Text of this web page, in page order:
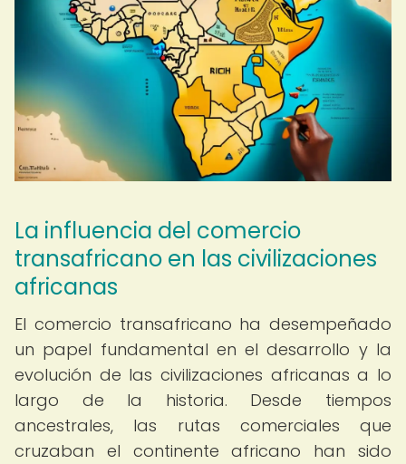
La influencia del comercio
transafricano en las civilizaciones
africanas
El comercio transafricano ha desempeñado
un papel fundamental en el desarrollo y la
evolución de las civilizaciones africanas a lo
largo de la historia. Desde tiempos
ancestrales, las rutas comerciales que
cruzaban el continente africano han sido